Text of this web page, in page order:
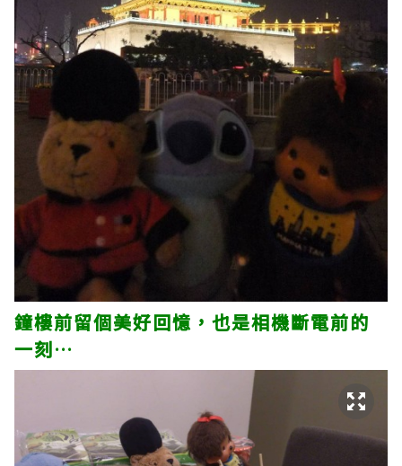
鐘樓前留個美好回憶，也是相機斷電前的
一刻…